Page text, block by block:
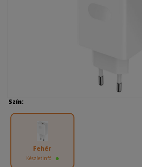
Szín:
Fehér
Készletinfó: